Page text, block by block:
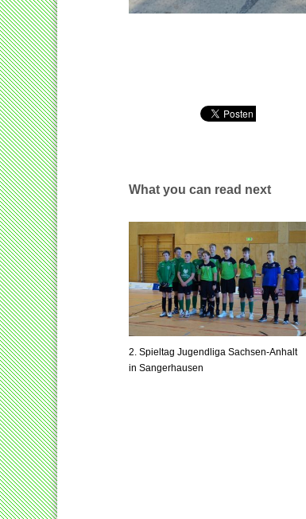
What you can read next
2. Spieltag Jugendliga Sachsen-Anhalt
in Sangerhausen